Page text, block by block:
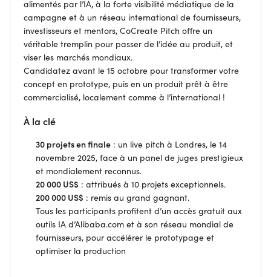
alimentés par l’IA, à la forte visibilité médiatique de la
campagne et à un réseau international de fournisseurs,
investisseurs et mentors, CoCreate Pitch offre un
véritable tremplin pour passer de l’idée au produit, et
viser les marchés mondiaux.
Candidatez avant le 15 octobre pour transformer votre
concept en prototype, puis en un produit prêt à être
commercialisé, localement comme à l’international !
À la clé
30 projets en finale : un live pitch à Londres, le 14
novembre 2025, face à un panel de juges prestigieux
et mondialement reconnus.
20 000 US$ : attribués à 10 projets exceptionnels.
200 000 US$ : remis au grand gagnant.
Tous les participants profitent d’un accès gratuit aux
outils IA d’Alibaba.com et à son réseau mondial de
fournisseurs, pour accélérer le prototypage et
optimiser la production